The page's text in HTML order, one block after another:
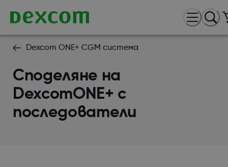
Dexcom ONE+ CGM система
Споделяне на
DexcomONE+ с
последователи